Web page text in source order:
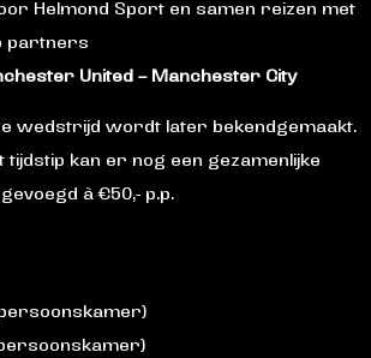
Helmond Sport en samen reizen met
partners
United – Manchester City
wedstrijd wordt later bekendgemaakt.
tijdstip kan er nog een gezamenlijke
à €50,- p.p.
persoonskamer)
persoonskamer)